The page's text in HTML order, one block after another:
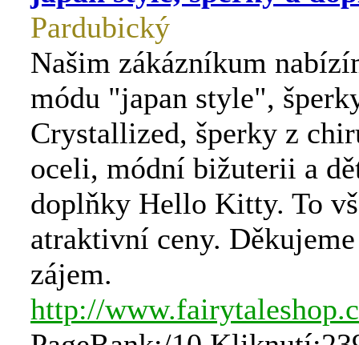
Pardubický
Našim zákázníkum
módu "japan style",
Crystallized, šperky z
oceli, módní bižuterii a
doplňky Hello Kitty. To
atraktivní ceny.
zájem.
http://